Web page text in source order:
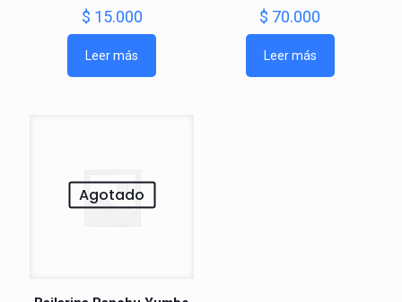
$ 15.000
Leer más
$ 70.000
Leer más
Agotado